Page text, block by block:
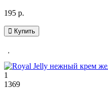
195 р.
Купить
1
1369